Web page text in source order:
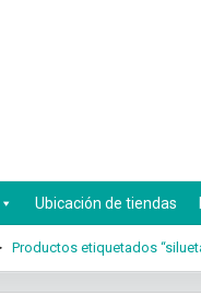
Ubicación de tiendas
Productos etiquetados